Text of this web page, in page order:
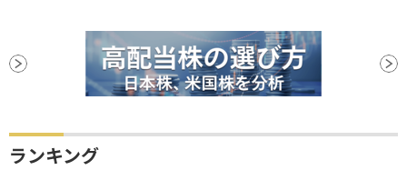
ランキング